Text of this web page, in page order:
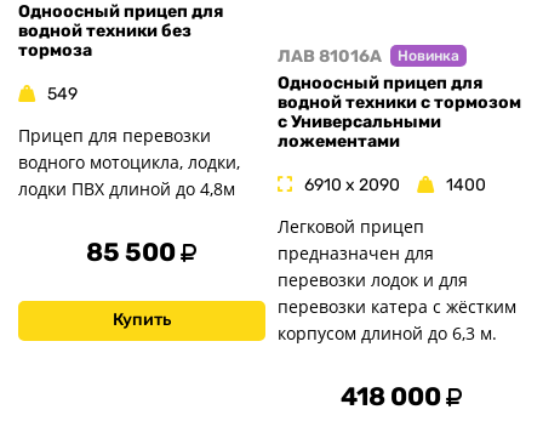
Одноосный прицеп для
водной техники без
тормоза
549
Прицеп для перевозки
водного мотоцикла, лодки,
лодки ПВХ длиной до 4,8м
85 500
Купить
ЛАВ 81016A Новинка
Одноосный прицеп для
водной техники с тормозом
с Универсальными
ложементами
6910 x 2090 1400
Легковой прицеп
предназначен для
перевозки лодок и для
перевозки катера с жёстким
корпусом длиной до 6,3 м.
418 000